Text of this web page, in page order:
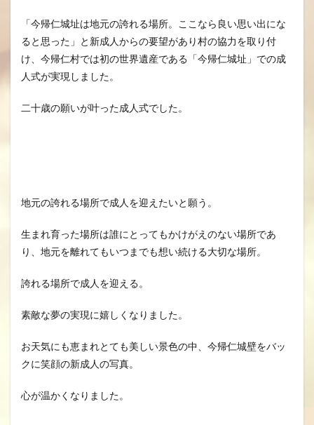
「今帰仁城址は地元の誇れる場所。ここなら良い思い出にな
ると思った」と新成人からの要望があり村の協力を取り付
け、今帰仁村では初の世界遺産である「今帰仁城址」での成
人式が実現しました。
二十歳の願いが叶った成人式でした。
地元の誇れる場所で成人を迎えたいと願う。
生まれ育った場所は誰にとってもかけがえのない場所であ
り、地元を離れてもいつまでも想い続ける大切な場所。
誇れる場所で成人を迎える。
素敵な夢の実現に嬉しくなりました。
お天気にも恵まれとても美しい景色の中、今帰仁城壁をバッ
クに笑顔の新成人の写真。
心が温かくなりました。